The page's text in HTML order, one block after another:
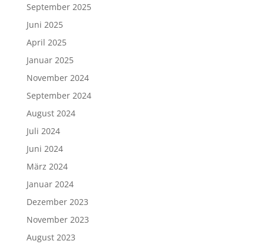
September 2025
Juni 2025
April 2025
Januar 2025
November 2024
September 2024
August 2024
Juli 2024
Juni 2024
März 2024
Januar 2024
Dezember 2023
November 2023
August 2023